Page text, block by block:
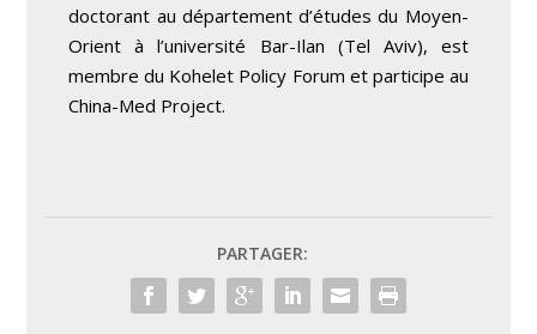
doctorant au département d’études du Moyen-
Orient à l’université Bar-Ilan (Tel Aviv), est
membre du Kohelet Policy Forum et participe au
China-Med Project.
PARTAGER: